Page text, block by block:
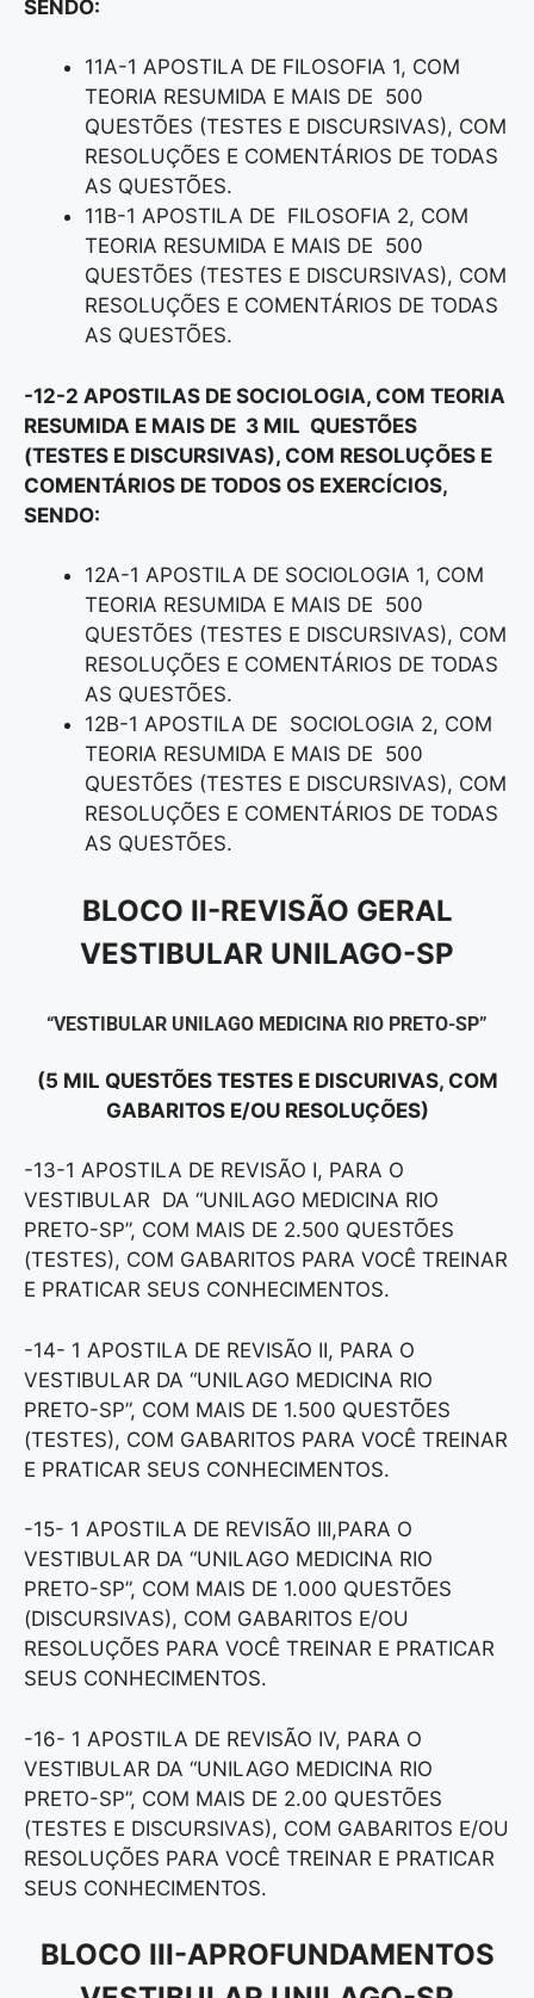
SENDO:
11A-1 APOSTILA DE FILOSOFIA 1, COM
TEORIA RESUMIDA E MAIS DE 500
QUESTÕES (TESTES E DISCURSIVAS), COM
RESOLUÇÕES E COMENTÁRIOS DE TODAS
AS QUESTÕES.
11B-1 APOSTILA DE FILOSOFIA 2, COM
TEORIA RESUMIDA E MAIS DE 500
QUESTÕES (TESTES E DISCURSIVAS), COM
RESOLUÇÕES E COMENTÁRIOS DE TODAS
AS QUESTÕES.
-12-2 APOSTILAS DE SOCIOLOGIA, COM TEORIA
RESUMIDA E MAIS DE 3 MIL QUESTÕES
(TESTES E DISCURSIVAS), COM RESOLUÇÕES E
COMENTÁRIOS DE TODOS OS EXERCÍCIOS,
SENDO:
12A-1 APOSTILA DE SOCIOLOGIA 1, COM
TEORIA RESUMIDA E MAIS DE 500
QUESTÕES (TESTES E DISCURSIVAS), COM
RESOLUÇÕES E COMENTÁRIOS DE TODAS
AS QUESTÕES.
12B-1 APOSTILA DE SOCIOLOGIA 2, COM
TEORIA RESUMIDA E MAIS DE 500
QUESTÕES (TESTES E DISCURSIVAS), COM
RESOLUÇÕES E COMENTÁRIOS DE TODAS
AS QUESTÕES.
BLOCO II-REVISÃO GERAL
VESTIBULAR UNILAGO-SP
“VESTIBULAR UNILAGO MEDICINA RIO PRETO-SP”
(5 MIL QUESTÕES TESTES E DISCURIVAS, COM
GABARITOS E/OU RESOLUÇÕES)
-13-1 APOSTILA DE REVISÃO I, PARA O
VESTIBULAR DA “UNILAGO MEDICINA RIO
PRETO-SP”, COM MAIS DE 2.500 QUESTÕES
(TESTES), COM GABARITOS PARA VOCÊ TREINAR
E PRATICAR SEUS CONHECIMENTOS.
-14- 1 APOSTILA DE REVISÃO II, PARA O
VESTIBULAR DA “UNILAGO MEDICINA RIO
PRETO-SP”, COM MAIS DE 1.500 QUESTÕES
(TESTES), COM GABARITOS PARA VOCÊ TREINAR
E PRATICAR SEUS CONHECIMENTOS.
-15- 1 APOSTILA DE REVISÃO III,PARA O
VESTIBULAR DA “UNILAGO MEDICINA RIO
PRETO-SP”, COM MAIS DE 1.000 QUESTÕES
(DISCURSIVAS), COM GABARITOS E/OU
RESOLUÇÕES PARA VOCÊ TREINAR E PRATICAR
SEUS CONHECIMENTOS.
-16- 1 APOSTILA DE REVISÃO IV, PARA O
VESTIBULAR DA “UNILAGO MEDICINA RIO
PRETO-SP”, COM MAIS DE 2.00 QUESTÕES
(TESTES E DISCURSIVAS), COM GABARITOS E/OU
RESOLUÇÕES PARA VOCÊ TREINAR E PRATICAR
SEUS CONHECIMENTOS.
BLOCO III-APROFUNDAMENTOS